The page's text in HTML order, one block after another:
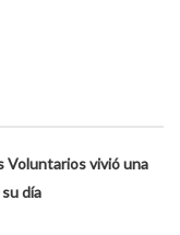
Voluntarios vivió una
día